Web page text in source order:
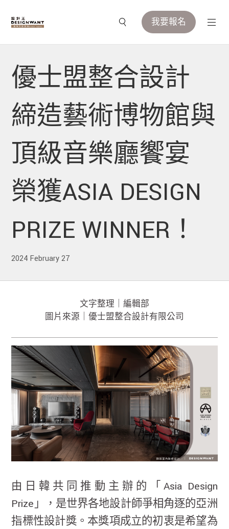
我要報名
優士盟整合設計
締造藝術博物館與
頂級音樂廳饗宴
榮獲ASIA DESIGN
PRIZE WINNER！
2024 February 27
文字整理｜編輯部
圖片來源｜優士盟整合設計有限公司
由日韓共同推動主辦的「Asia Design
Prize」，是世界各地設計師爭相角逐的亞洲
指標性設計獎。本獎項成立的初衷是希望為